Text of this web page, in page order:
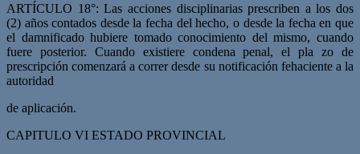
ARTÍCULO 18°: Las acciones disciplinarias prescriben a los dos
(2) años contados desde la fecha del hecho, o desde la fecha en que
el damnificado hubiere tomado co­nocimiento del mismo, cuando
fuere posterior. Cuando existiere condena penal, el pla­ zo de
prescripción comenzará a correr desde su notificación fehaciente a la
autoridad
de aplicación.
CAPITULO VI ESTADO PROVINCIAL